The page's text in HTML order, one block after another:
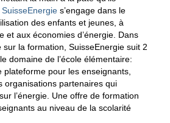
SuisseEnergie s’engage dans le
des enfants et jeunes, à
et aux économies d’énergie. Dans
sur la formation, SuisseEnergie suit 2
domaine de l’école élémentaire:
plateforme pour les enseignants,
organisations partenaires qui
l’énergie. Une offre de formation
au niveau de la scolarité